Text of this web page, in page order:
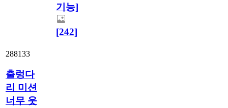
기능]
[242]
288133
출렁다
리 미션
너무 웃